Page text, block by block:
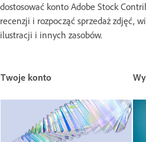
dostosować konto Adobe Stock
recenzji i rozpocząć sprzedaż zdjęć,
ilustracji i innych zasobów.
Twoje konto